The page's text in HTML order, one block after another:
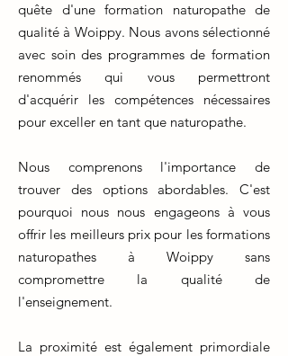
quête d'une formation naturopathe de
qualité à Woippy. Nous avons sélectionné
avec soin des programmes de formation
renommés qui vous permettront
d'acquérir les compétences nécessaires
pour exceller en tant que naturopathe.
Nous comprenons l'importance de
trouver des options abordables. C'est
pourquoi nous nous engageons à vous
offrir les meilleurs prix pour les formations
naturopathes à Woippy sans
compromettre la qualité de
l'enseignement.
La proximité est également primordiale